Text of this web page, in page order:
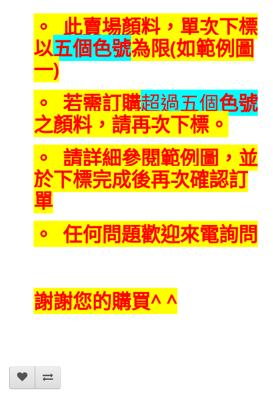
。 此賣場顏料，單次下標
以五個色號為限(如範例圖
一)
。 若需訂購超過五個色號
之顏料，請再次下標。
。 請詳細參閱範例圖，並
於下標完成後再次確認訂
單
。 任何問題歡迎來電詢問
謝謝您的購買^ ^